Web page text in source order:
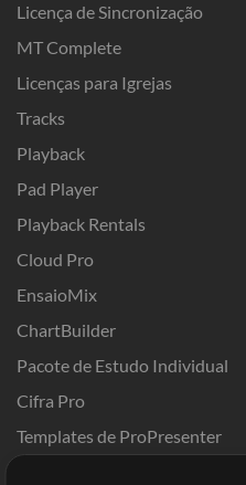
Licença de Sincronização
MT Complete
Licenças para Igrejas
Tracks
Playback
Pad Player
Playback Rentals
Cloud Pro
EnsaioMix
ChartBuilder
Pacote de Estudo Individual
Cifra Pro
Templates de ProPresenter